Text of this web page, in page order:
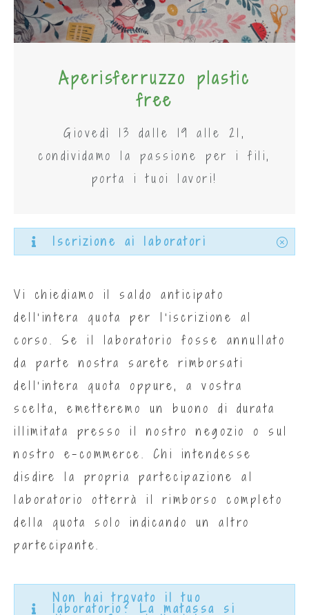
Aperisferruzzo plastic
free
Giovedì 13 dalle 19 alle 21,
condividamo la passione per i fili,
porta i tuoi lavori!
Iscrizione ai laboratori
Vi chiediamo il saldo anticipato
dell’intera quota per l’iscrizione al
corso. Se il laboratorio fosse annullato
da parte nostra sarete rimborsati
dell’intera quota oppure, a vostra
scelta, emetteremo un buono di durata
illimitata presso il nostro negozio o sul
nostro e-commerce. Chi intendesse
disdire la propria partecipazione al
laboratorio otterrà il rimborso completo
della quota solo indicando un altro
partecipante.
Non hai trovato il tuo
laboratorio? La matassa si